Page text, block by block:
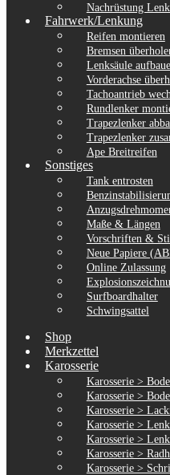
Nachrüstung
Fahrwerk/Lenkung
Reifen montieren
Bremsen
Lenksäule
Vorderachse
Tachoantrieb
Rundlenker
Trapezlenker
Trapezlenker
Ape Breitreifen
Sonstiges
Tank entrosten
Maße & Längen
Vorschriften &
Neue Papiere
Online Zulassung
Surfboardhalter
Schwingsattel
Shop
Merkzettel
Karosserie
Karosserie >
Karosserie >
Karosserie >
Karosserie >
Karosserie >
Karosserie >
Karosserie >